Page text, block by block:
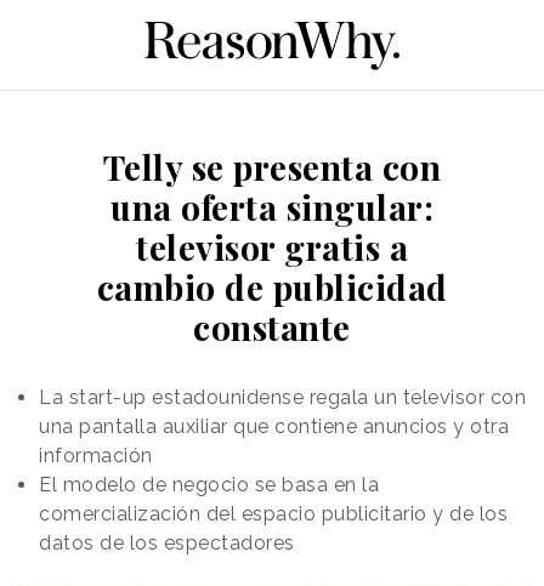
Telly se presenta con
una oferta singular:
televisor gratis a
cambio de publicidad
constante
La start-up estadounidense regala un televisor con
una pantalla auxiliar que contiene anuncios y otra
información
El modelo de negocio se basa en la
comercialización del espacio publicitario y de los
datos de los espectadores